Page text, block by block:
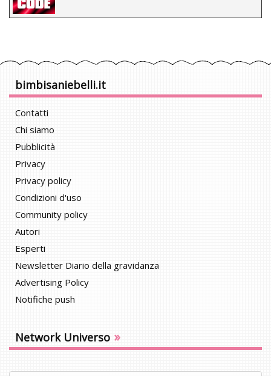
bimbisaniebelli.it
Contatti
Chi siamo
Pubblicità
Privacy
Privacy policy
Condizioni d'uso
Community policy
Autori
Esperti
Newsletter Diario della gravidanza
Advertising Policy
Notifiche push
Network Universo »